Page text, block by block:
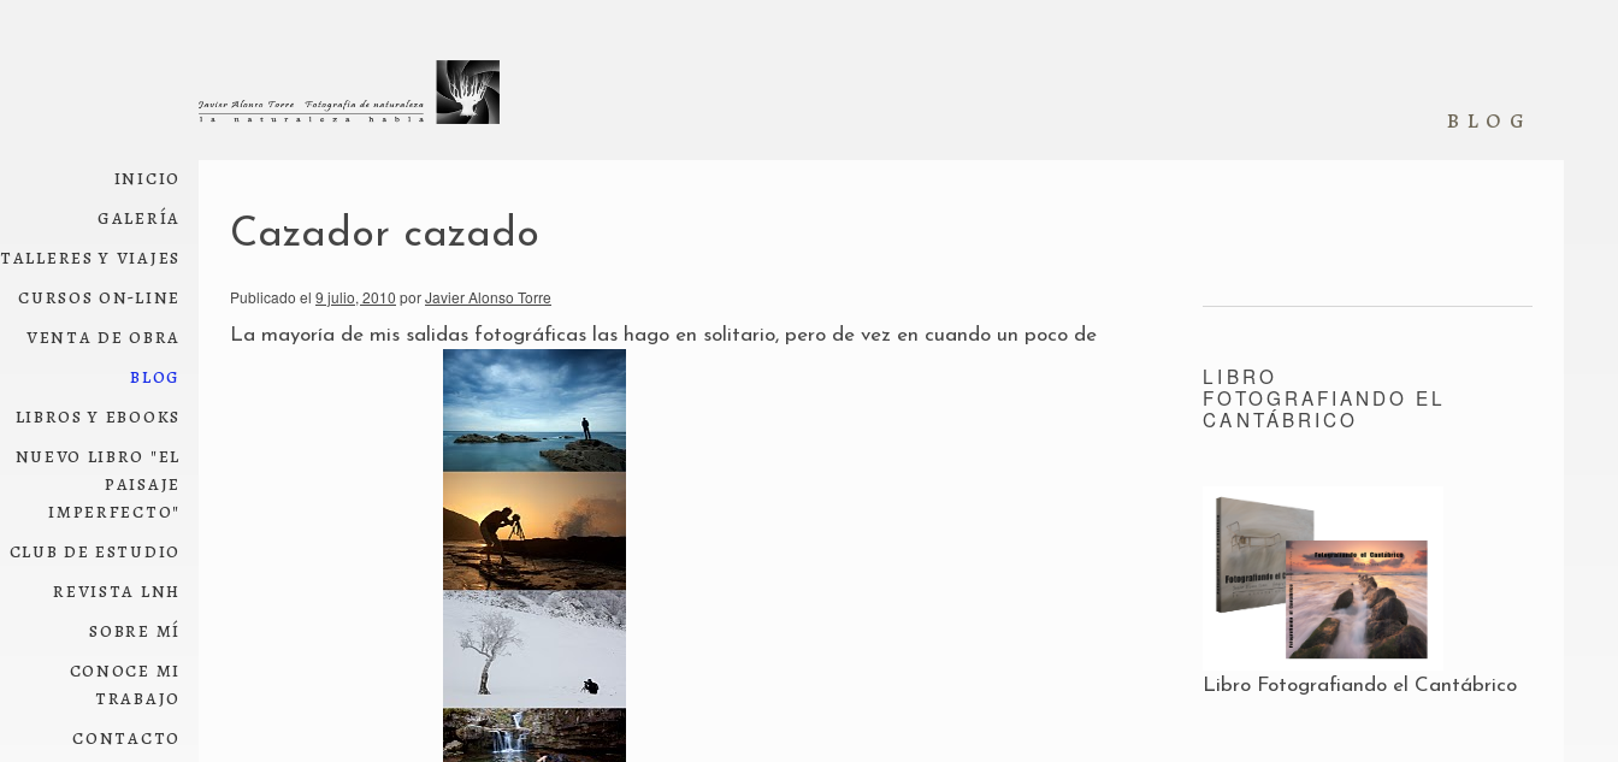
inicio
galería
talleres y viajes
cursos on-line
venta de obra
blog
libros y ebooks
nuevo libro "el
paisaje
imperfecto"
club de estudio
revista lnh
sobre mí
conoce mi
trabajo
contacto
blog
Cazador cazado
Publicado el 9 julio, 2010 porJavier Alonso Torre
La mayoría de mis salidas fotográficas las hago en solitario, pero de vez en cuando un poco de
LIBRO
FOTOGRAFIANDO EL
CANTÁBRICO
Libro Fotografiando el Cantábrico